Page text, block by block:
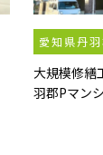
愛知県丹
大規模修
羽郡Pマン